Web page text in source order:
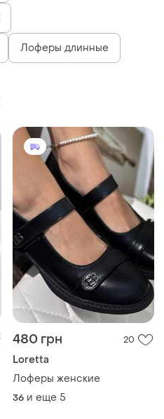
Лоферы длинные
480 грн 20
Loretta
Лоферы женские
36 и еще 5